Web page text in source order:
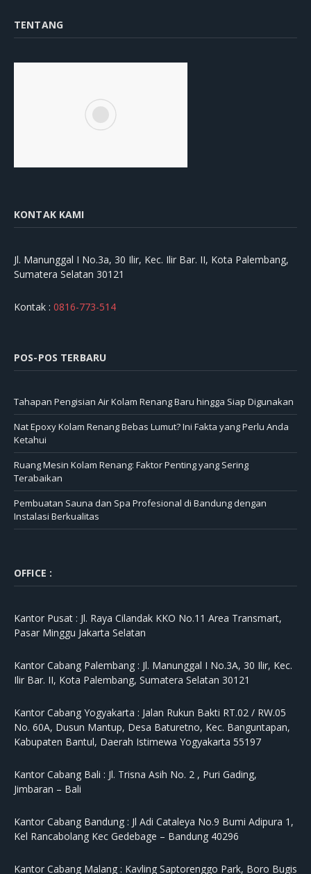
TENTANG
KONTAK KAMI
Jl. Manunggal I No.3a, 30 Ilir, Kec. Ilir Bar. II, Kota Palembang,
Sumatera Selatan 30121
Kontak : 0816-773-514
POS-POS TERBARU
Tahapan Pengisian Air Kolam Renang Baru hingga Siap Digunakan
Nat Epoxy Kolam Renang Bebas Lumut? Ini Fakta yang Perlu Anda
Ketahui
Ruang Mesin Kolam Renang: Faktor Penting yang Sering
Terabaikan
Pembuatan Sauna dan Spa Profesional di Bandung dengan
Instalasi Berkualitas
OFFICE :
Kantor Pusat : Jl. Raya Cilandak KKO No.11 Area Transmart,
Pasar Minggu Jakarta Selatan
Kantor Cabang Palembang : Jl. Manunggal I No.3A, 30 Ilir, Kec.
Ilir Bar. II, Kota Palembang, Sumatera Selatan 30121
Kantor Cabang Yogyakarta : Jalan Rukun Bakti RT.02 / RW.05
No. 60A, Dusun Mantup, Desa Baturetno, Kec. Banguntapan,
Kabupaten Bantul, Daerah Istimewa Yogyakarta 55197
Kantor Cabang Bali : Jl. Trisna Asih No. 2 , Puri Gading,
Jimbaran – Bali
Kantor Cabang Bandung : Jl Adi Cataleya No.9 Bumi Adipura 1,
Kel Rancabolang Kec Gedebage – Bandung 40296
Kantor Cabang Malang : Kavling Saptorenggo Park, Boro Bugis